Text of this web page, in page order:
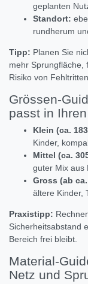
geplanten
Standort:
rundherum
Tipp: Planen Sie
mehr Sprungfläche,
Risiko von Fehltritten.
Grössen-
passt in
Klein (ca.
Kinder,
Mittel (ca.
guter Mix aus
Gross (ab
ältere Kinder,
Praxistipp:
Sicherheitsabstand
Bereich frei bleibt.
Material-
Netz und